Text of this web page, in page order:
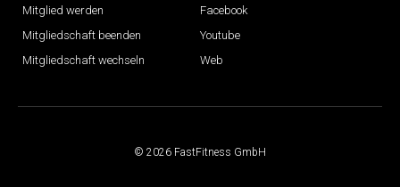
Mitglied werden
Mitgliedschaft beenden
Mitgliedschaft wechseln
Facebook
Youtube
Web
© 2026 FastFitness GmbH